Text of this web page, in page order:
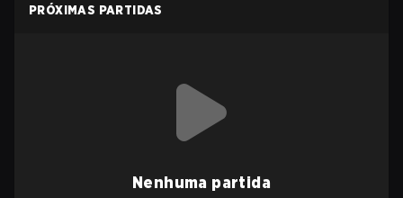
PRÓXIMAS PARTIDAS
Nenhuma partida